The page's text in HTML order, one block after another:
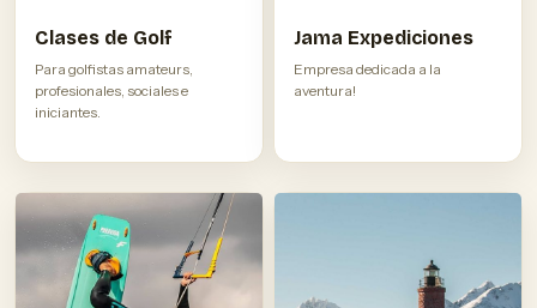
Clases de Golf
Para golfistas amateurs,
profesionales, sociales e
iniciantes.
Jama Expediciones
Empresa dedicada a la
aventura!